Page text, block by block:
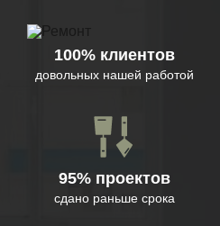
100% клиентов
довольных нашей работой
95% проектов
сдано раньше срока